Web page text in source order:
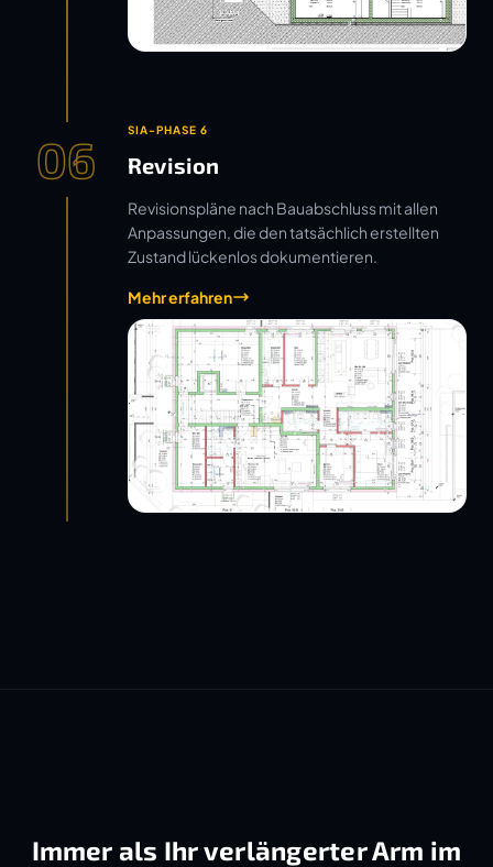
06 SIA-PHASE 6
Revision
Revisionspläne nach Bauabschluss mit allen
Anpassungen, die den tatsächlich erstellten
Zustand lückenlos dokumentieren.
Mehr erfahren
Immer als Ihr verlängerter Arm im